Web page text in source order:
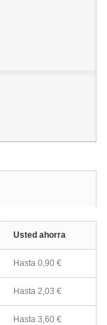
Usted ahorra
Hasta 0,90 €
Hasta 2,03 €
Hasta 3,60 €